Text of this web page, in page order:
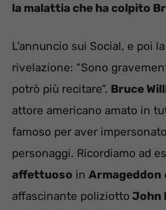
la malattia che ha colpito
L’annuncio sui Social, e poi
rivelazione: “Sono
potrò più recitare”. Bruce
attore americano amato in
famoso per aver
personaggi. Ricordiamo ad
affettuoso in Armageddon
affascinante poliziotto John